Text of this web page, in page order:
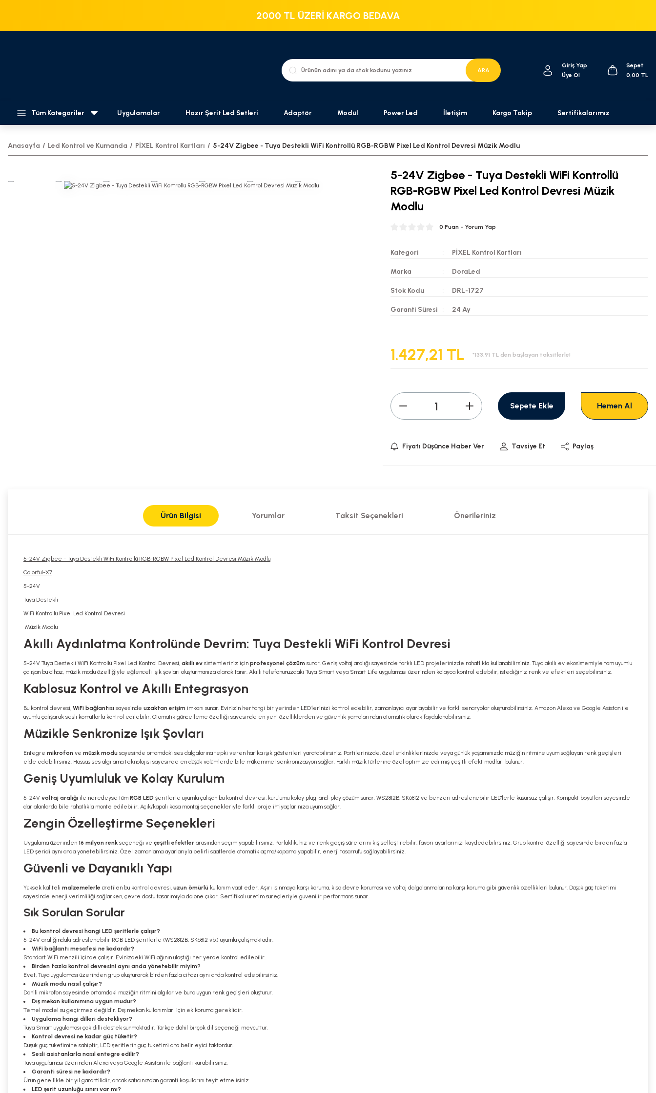
2000 TL ÜZERİ KARGO BEDAVA
ARA
Giriş Yap
Üye Ol
Sepet
0,00 TL
Tüm Kategoriler Uygulamalar Hazır Şerit Led Setleri Adaptör Modül Power Led İletişim Kargo Takip Sertifikalarımız
Anasayfa Led Kontrol ve Kumanda PİXEL Kontrol Kartları 5-24V Zigbee - Tuya Destekli WiFi Kontrollü RGB-RGBW Pixel Led Kontrol Devresi Müzik Modlu
5-24V Zigbee - Tuya Destekli WiFi Kontrollü
RGB-RGBW Pixel Led Kontrol Devresi Müzik
Modlu
0 Puan - Yorum Yap
Kategori PİXEL Kontrol Kartları
Marka DoraLed
Stok Kodu DRL-1727
Garanti Süresi 24 Ay
1.427,21 TL *133,91 TL den başlayan taksitlerle!
Sepete Ekle Hemen Al
Fiyatı Düşünce Haber Ver Tavsiye Et Paylaş
Ürün Bilgisi Yorumlar Taksit Seçenekleri Önerileriniz
5-24V Zigbee - Tuya Destekli WiFi Kontrollü RGB-RGBW Pixel Led Kontrol Devresi Müzik Modlu
Colorful-X7
5-24V
Tuya Destekli
WiFi Kontrollü Pixel Led Kontrol Devresi
Müzik Modlu
Akıllı Aydınlatma Kontrolünde Devrim: Tuya Destekli WiFi Kontrol Devresi
5-24V Tuya Destekli WiFi Kontrollü Pixel Led Kontrol Devresi, akıllı ev sistemleriniz için profesyonel çözüm sunar. Geniş voltaj aralığı sayesinde farklı LED projelerinizde rahatlıkla kullanabilirsiniz. Tuya akıllı ev ekosistemiyle tam uyumlu
çalışan bu cihaz, müzik modu özelliğiyle eğlenceli ışık şovları oluşturmanıza olanak tanır. Akıllı telefonunuzdaki Tuya Smart veya Smart Life uygulaması üzerinden kolayca kontrol edebilir, istediğiniz renk ve efektleri seçebilirsiniz.
Kablosuz Kontrol ve Akıllı Entegrasyon
Bu kontrol devresi, WiFi bağlantısı sayesinde uzaktan erişim imkanı sunar. Evinizin herhangi bir yerinden LED'lerinizi kontrol edebilir, zamanlayıcı ayarlayabilir ve farklı senaryolar oluşturabilirsiniz. Amazon Alexa ve Google Asistan ile
uyumlu çalışarak sesli komutlarla kontrol edilebilir. Otomatik güncelleme özelliği sayesinde en yeni özelliklerden ve güvenlik yamalarından otomatik olarak faydalanabilirsiniz.
Müzikle Senkronize Işık Şovları
Entegre mikrofon ve müzik modu sayesinde ortamdaki ses dalgalarına tepki veren harika ışık gösterileri yaratabilirsiniz. Partilerinizde, özel etkinliklerinizde veya günlük yaşamınızda müziğin ritmine uyum sağlayan renk geçişleri
elde edebilirsiniz. Hassas ses algılama teknolojisi sayesinde en düşük volümlerde bile mükemmel senkronizasyon sağlar. Farklı müzik türlerine özel optimize edilmiş çeşitli efekt modları bulunur.
Geniş Uyumluluk ve Kolay Kurulum
5-24V voltaj aralığı ile neredeyse tüm RGB LED şeritlerle uyumlu çalışan bu kontrol devresi, kurulumu kolay plug-and-play çözüm sunar. WS2812B, SK6812 ve benzeri adreslenebilir LED'lerle kusursuz çalışır. Kompakt boyutları sayesinde
dar alanlarda bile rahatlıkla monte edilebilir. Açık/kapalı kasa montaj seçenekleriyle farklı proje ihtiyaçlarınıza uyum sağlar.
Zengin Özelleştirme Seçenekleri
Uygulama üzerinden 16 milyon renk seçeneği ve çeşitli efektler arasından seçim yapabilirsiniz. Parlaklık, hız ve renk geçiş sürelerini kişiselleştirebilir, favori ayarlarınızı kaydedebilirsiniz. Grup kontrol özelliği sayesinde birden fazla
LED şeridi aynı anda yönetebilirsiniz. Özel zamanlama ayarlarıyla belirli saatlerde otomatik açma/kapama yapabilir, enerji tasarrufu sağlayabilirsiniz.
Güvenli ve Dayanıklı Yapı
Yüksek kaliteli malzemelerle üretilen bu kontrol devresi, uzun ömürlü kullanım vaat eder. Aşırı ısınmaya karşı koruma, kısa devre koruması ve voltaj dalgalanmalarına karşı koruma gibi güvenlik özellikleri bulunur. Düşük güç tüketimi
sayesinde enerji verimliliği sağlarken, çevre dostu tasarımıyla da öne çıkar. Sertifikalı üretim süreçleriyle güvenilir performans sunar.
Sık Sorulan Sorular
Bu kontrol devresi hangi LED şeritlerle çalışır?
5-24V aralığındaki adreslenebilir RGB LED şeritlerle (WS2812B, SK6812 vb.) uyumlu çalışmaktadır.
WiFi bağlantı mesafesi ne kadardır?
Standart WiFi menzili içinde çalışır. Evinizdeki WiFi ağının ulaştığı her yerde kontrol edilebilir.
Birden fazla kontrol devresini aynı anda yönetebilir miyim?
Evet, Tuya uygulaması üzerinden grup oluşturarak birden fazla cihazı aynı anda kontrol edebilirsiniz.
Müzik modu nasıl çalışır?
Dahili mikrofon sayesinde ortamdaki müziğin ritmini algılar ve buna uygun renk geçişleri oluşturur.
Dış mekan kullanımına uygun mudur?
Temel model su geçirmez değildir. Dış mekan kullanımları için ek koruma gereklidir.
Uygulama hangi dilleri destekliyor?
Tuya Smart uygulaması çok dilli destek sunmaktadır, Türkçe dahil birçok dil seçeneği mevcuttur.
Kontrol devresi ne kadar güç tüketir?
Düşük güç tüketimine sahiptir, LED şeritlerin güç tüketimi ana belirleyici faktördür.
Sesli asistanlarla nasıl entegre edilir?
Tuya uygulaması üzerinden Alexa veya Google Asistan ile bağlantı kurabilirsiniz.
Garanti süresi ne kadardır?
Ürün genellikle bir yıl garantilidir, ancak satıcınızdan garanti koşullarını teyit etmelisiniz.
LED şerit uzunluğu sınırı var mı?